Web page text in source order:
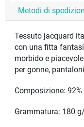
Metodi di
Tessuto jacquard
con una fitta
morbido e
per gonne,
Composizione:
Grammatura: 180